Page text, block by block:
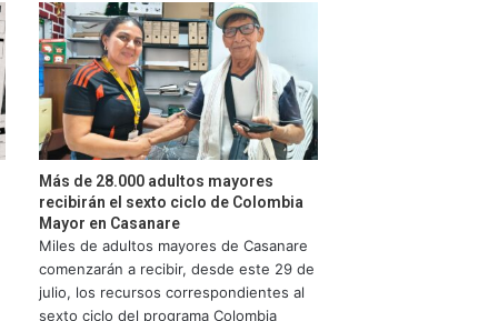
Más de 28.000 adultos mayores
recibirán el sexto ciclo de Colombia
Mayor en Casanare
Miles de adultos mayores de Casanare
comenzarán a recibir, desde este 29 de
julio, los recursos correspondientes al
sexto ciclo del programa Colombia